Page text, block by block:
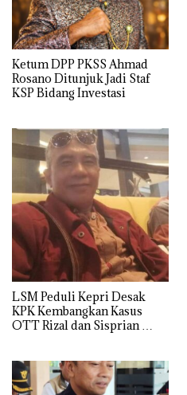
Ketum DPP PKSS Ahmad
Rosano Ditunjuk Jadi Staf
KSP Bidang Investasi
LSM Peduli Kepri Desak
KPK Kembangkan Kasus
OTT Rizal dan Sisprian